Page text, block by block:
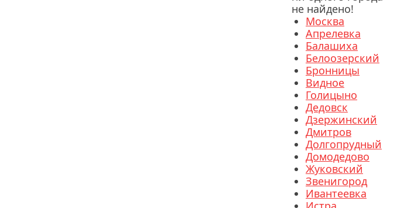
не найдено!
Москва
Апрелевка
Балашиха
Белоозерский
Бронницы
Видное
Голицыно
Дедовск
Дзержинский
Дмитров
Долгопрудный
Домодедово
Жуковский
Звенигород
Ивантеевка